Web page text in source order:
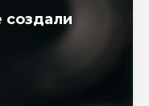
создали